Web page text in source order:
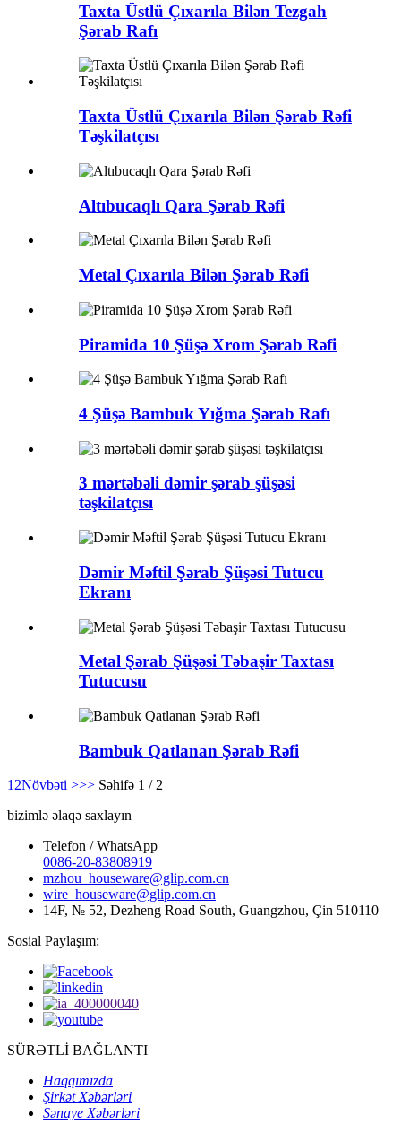
Taxta Üstlü Çıxarıla Bilən Tezgah
Şərab Rafı
Taxta Üstlü Çıxarıla Bilən Şərab Rəfi
Təşkilatçısı
Altıbucaqlı Qara Şərab Rəfi
Metal Çıxarıla Bilən Şərab Rəfi
Piramida 10 Şüşə Xrom Şərab Rəfi
4 Şüşə Bambuk Yığma Şərab Rafı
3 mərtəbəli dəmir şərab şüşəsi
təşkilatçısı
Dəmir Məftil Şərab Şüşəsi Tutucu
Ekranı
Metal Şərab Şüşəsi Təbaşir Taxtası
Tutucusu
Bambuk Qatlanan Şərab Rəfi
12Növbəti >>> Səhifə 1 / 2
bizimlə əlaqə saxlayın
Telefon / WhatsApp
0086-20-83808919
mzhou_houseware@glip.com.cn
wire_houseware@glip.com.cn
14F, № 52, Dezheng Road South, Guangzhou, Çin 510110
Sosial Paylaşım:
SÜRƏTLİ BAĞLANTI
Haqqımızda
Şirkət Xəbərləri
Sənaye Xəbərləri